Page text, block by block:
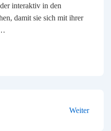
interaktiv in den
damit sie sich mit ihrer
Weiter